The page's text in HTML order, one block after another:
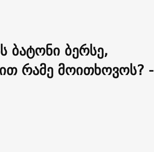
ბატონი ბერსე,
რამე მოითხოვოს? -